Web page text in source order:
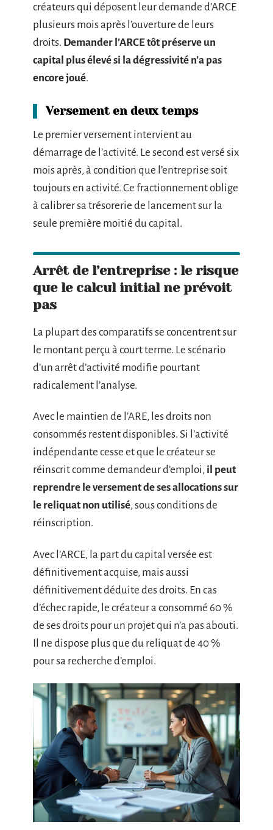
créateurs qui déposent leur demande d’ARCE
plusieurs mois après l’ouverture de leurs
droits. Demander l’ARCE tôt préserve un
capital plus élevé si la dégressivité n’a pas
encore joué.
Versement en deux temps
Le premier versement intervient au
démarrage de l’activité. Le second est versé six
mois après, à condition que l’entreprise soit
toujours en activité. Ce fractionnement oblige
à calibrer sa trésorerie de lancement sur la
seule première moitié du capital.
Arrêt de l’entreprise : le risque
que le calcul initial ne prévoit
pas
La plupart des comparatifs se concentrent sur
le montant perçu à court terme. Le scénario
d’un arrêt d’activité modifie pourtant
radicalement l’analyse.
Avec le maintien de l’ARE, les droits non
consommés restent disponibles. Si l’activité
indépendante cesse et que le créateur se
réinscrit comme demandeur d’emploi, il peut
reprendre le versement de ses allocations sur
le reliquat non utilisé, sous conditions de
réinscription.
Avec l’ARCE, la part du capital versée est
définitivement acquise, mais aussi
définitivement déduite des droits. En cas
d’échec rapide, le créateur a consommé 60 %
de ses droits pour un projet qui n’a pas abouti.
Il ne dispose plus que du reliquat de 40 %
pour sa recherche d’emploi.